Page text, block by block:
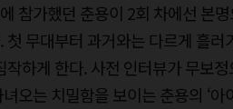
참가했던 춘용이 2회 차에선 본
첫 무대부터 과거와는 다르게 흘
작하게 한다. 사전 인터뷰가 무보
오는 치밀함을 보이는 춘용의 ‘